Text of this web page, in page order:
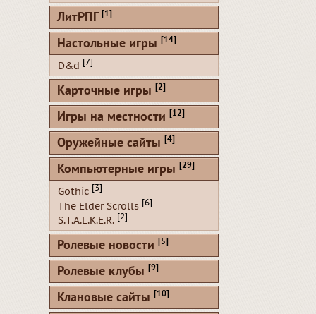
ЛитРПГ [1]
Настольные игры [14]
D&d [7]
Карточные игры [2]
Игры на местности [12]
Оружейные сайты [4]
Компьютерные игры [29]
Gothic [3]
The Elder Scrolls [6]
S.T.A.L.K.E.R. [2]
Ролевые новости [5]
Ролевые клубы [9]
Клановые сайты [10]